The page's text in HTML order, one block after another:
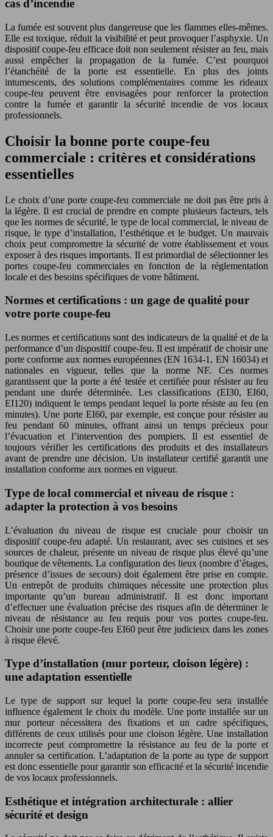
cas d’incendie
La fumée est souvent plus dangereuse que les flammes elles-mêmes.
Elle est toxique, réduit la visibilité et peut provoquer l’asphyxie. Un
dispositif coupe-feu efficace doit non seulement résister au feu, mais
aussi empêcher la propagation de la fumée. C’est pourquoi
l’étanchéité de la porte est essentielle. En plus des joints
intumescents, des solutions complémentaires comme les rideaux
coupe-feu peuvent être envisagées pour renforcer la protection
contre la fumée et garantir la sécurité incendie de vos locaux
professionnels.
Choisir la bonne porte coupe-feu
commerciale : critères et considérations
essentielles
Le choix d’une porte coupe-feu commerciale ne doit pas être pris à
la légère. Il est crucial de prendre en compte plusieurs facteurs, tels
que les normes de sécurité, le type de local commercial, le niveau de
risque, le type d’installation, l’esthétique et le budget. Un mauvais
choix peut compromettre la sécurité de votre établissement et vous
exposer à des risques importants. Il est primordial de sélectionner les
portes coupe-feu commerciales en fonction de la réglementation
locale et des besoins spécifiques de votre bâtiment.
Normes et certifications : un gage de qualité pour
votre porte coupe-feu
Les normes et certifications sont des indicateurs de la qualité et de la
performance d’un dispositif coupe-feu. Il est impératif de choisir une
porte conforme aux normes européennes (EN 1634-1, EN 16034) et
nationales en vigueur, telles que la norme NF. Ces normes
garantissent que la porte a été testée et certifiée pour résister au feu
pendant une durée déterminée. Les classifications (EI30, EI60,
EI120) indiquent le temps pendant lequel la porte résiste au feu (en
minutes). Une porte EI60, par exemple, est conçue pour résister au
feu pendant 60 minutes, offrant ainsi un temps précieux pour
l’évacuation et l’intervention des pompiers. Il est essentiel de
toujours vérifier les certifications des produits et des installateurs
avant de prendre une décision. Un installateur certifié garantit une
installation conforme aux normes en vigueur.
Type de local commercial et niveau de risque :
adapter la protection à vos besoins
L’évaluation du niveau de risque est cruciale pour choisir un
dispositif coupe-feu adapté. Un restaurant, avec ses cuisines et ses
sources de chaleur, présente un niveau de risque plus élevé qu’une
boutique de vêtements. La configuration des lieux (nombre d’étages,
présence d’issues de secours) doit également être prise en compte.
Un entrepôt de produits chimiques nécessite une protection plus
importante qu’un bureau administratif. Il est donc important
d’effectuer une évaluation précise des risques afin de déterminer le
niveau de résistance au feu requis pour vos portes coupe-feu.
Choisir une porte coupe-feu EI60 peut être judicieux dans les zones
à risque élevé.
Type d’installation (mur porteur, cloison légère) :
une adaptation essentielle
Le type de support sur lequel la porte coupe-feu sera installée
influence également le choix du modèle. Une porte installée sur un
mur porteur nécessitera des fixations et un cadre spécifiques,
différents de ceux utilisés pour une cloison légère. Une installation
incorrecte peut compromettre la résistance au feu de la porte et
annuler sa certification. L’adaptation de la porte au type de support
est donc essentielle pour garantir son efficacité et la sécurité incendie
de vos locaux professionnels.
Esthétique et intégration architecturale : allier
sécurité et design